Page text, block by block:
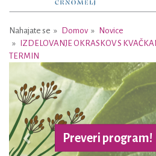
Nahajate se Domov
Novice
IZDELOVANJE OKRASKOV S
TERMIN
Preveri program!
Previous